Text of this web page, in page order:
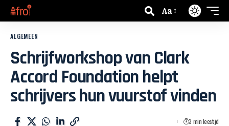
Aa
ALGEMEEN
Schrijfworkshop van Clark
Accord Foundation helpt
schrijvers hun vuurstof vinden
3 min leestijd